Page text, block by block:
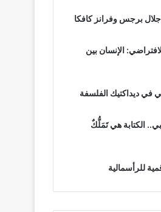
جلال برجس وفرانز كافكا
الإنسان بين
في ديداكتيك الفلسفة
الكتابة هي تَمَلُّكٌ
للرأسمالية